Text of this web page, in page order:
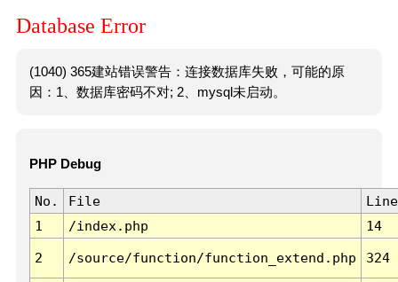
Database Error
(1040) 365建站错误警告：连接数据库失败，可能的原
因：1、数据库密码不对; 2、mysql未启动。
PHP Debug
No. File
Line
1
/index.php 14
2 /source/function/function_extend.php 324